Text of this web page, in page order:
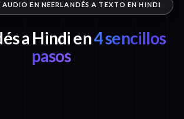
AUDIO EN NEERLANDÉS A TEXTO EN HINDI
a Hindi en4 sencillos
pasos